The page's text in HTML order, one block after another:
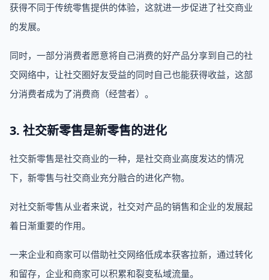
获得不同于传统零售提供的体验，这就进一步促进了社交商业
的发展。
同时，一部分消费者愿意将自己消费的好产品分享到自己的社
交网络中，让社交圈好友受益的同时自己也能获得收益，这部
分消费者成为了消费商（经营者）。
3. 社交新零售是新零售的进化
社交新零售是社交商业的一种，是社交商业高度发达的情况
下，新零售与社交商业充分融合的进化产物。
对社交新零售从业者来说，社交对产品的销售和企业的发展起
着日渐重要的作用。
一来企业和商家可以借助社交网络低成本获客拉新，通过转化
和留存，企业和商家可以积累和裂变私域流量。